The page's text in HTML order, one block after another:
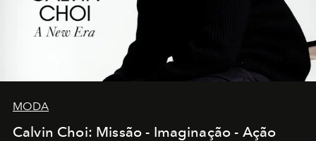
MODA
Calvin Choi: Missão - Imaginação - Ação